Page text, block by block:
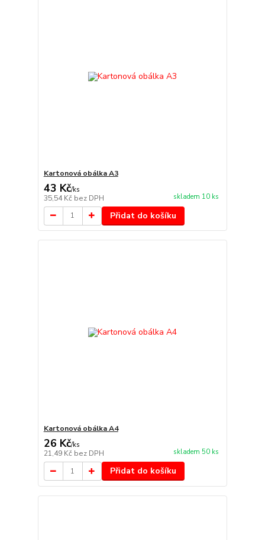
Kartonová obálka A3
43 Kč/ks
35,54 Kč bez DPH skladem 10 ks
Přidat do košíku
Kartonová obálka A4
26 Kč/ks
21,49 Kč bez DPH skladem 50 ks
Přidat do košíku